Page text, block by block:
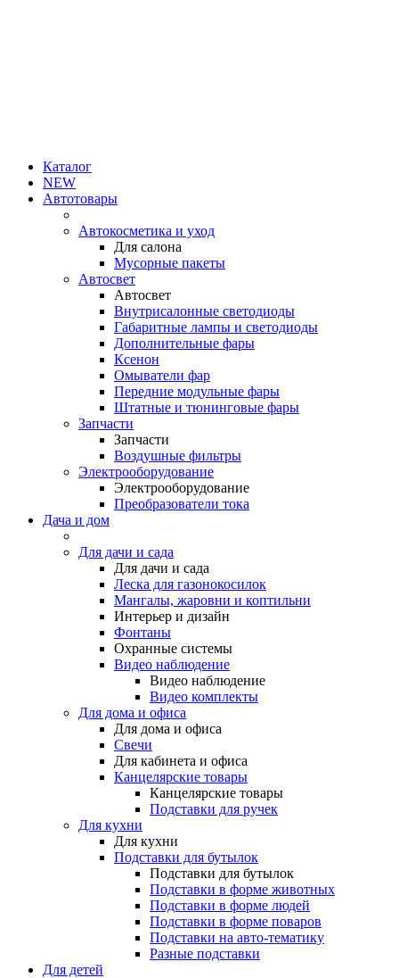
Каталог
NEW
Автотовары
Автокосметика и уход
Для салона
Мусорные пакеты
Автосвет
Автосвет
Внутрисалонные светодиоды
Габаритные лампы и светодиоды
Дополнительные фары
Ксенон
Омыватели фар
Передние модульные фары
Штатные и тюнинговые фары
Запчасти
Запчасти
Воздушные фильтры
Электрооборудование
Электрооборудование
Преобразователи тока
Дача и дом
Для дачи и сада
Для дачи и сада
Леска для газонокосилок
Мангалы, жаровни и коптильни
Интерьер и дизайн
Фонтаны
Охранные системы
Видео наблюдение
Видео наблюдение
Видео комплекты
Для дома и офиса
Для дома и офиса
Свечи
Для кабинета и офиса
Канцелярские товары
Канцелярские товары
Подставки для ручек
Для кухни
Для кухни
Подставки для бутылок
Подставки для бутылок
Подставки в форме животных
Подставки в форме людей
Подставки в форме поваров
Подставки на авто-тематику
Разные подставки
Для детей